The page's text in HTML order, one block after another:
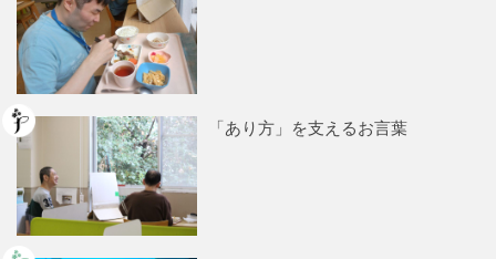
「あり方」を支えるお言葉